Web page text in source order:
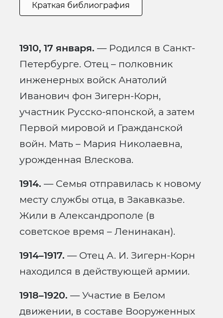
Краткая библиография
1910, 17 января. — Родился в Санкт-
Петербурге. Отец – полковник
инженерных войск Анатолий
Иванович фон Зигерн-Корн,
участник Русско-японской, а затем
Первой мировой и Гражданской
войн. Мать – Мария Николаевна,
урожденная Влескова.
1914. — Семья отправилась к новому
месту службы отца, в Закавказье.
Жили в Александрополе (в
советское время – Ленинакан).
1914–1917. — Отец А. И. Зигерн-Корн
находился в действующей армии.
1918–1920. — Участие в Белом
движении, в составе Вооруженных